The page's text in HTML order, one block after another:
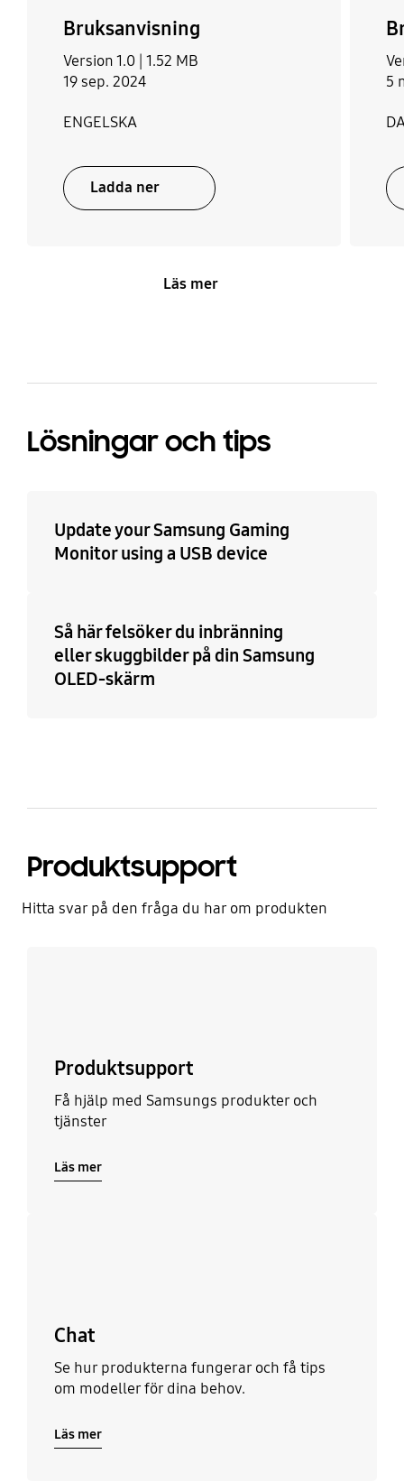
Bruksanvisning
Version 1.0 | 1.52 MB
19 sep. 2024
ENGELSKA
Ladda ner
5
Läs mer
Lösningar och tips
Update your Samsung Gaming
Monitor using a USB device
Så här felsöker du inbränning
eller skuggbilder på din Samsung
OLED-skärm
Produktsupport
Hitta svar på den fråga du har om produkten
Produktsupport
Få hjälp med Samsungs produkter och
tjänster
Läs mer
Chat
Se hur produkterna fungerar och få tips
om modeller för dina behov.
Läs mer